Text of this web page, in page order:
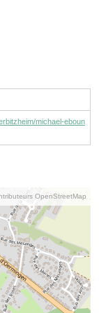
michael-eboun
OpenStreetMap